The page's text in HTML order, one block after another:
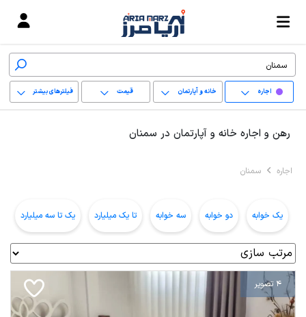
اجاره خانه و آپارتمان قیمت فیلترهای بیشتر
رهن و اجاره خانه و آپارتمان در سمنان
اجاره سمنان
یک خوابه دو خوابه سه خوابه تا یک میلیارد یک تا سه میلیارد
4 تصویر